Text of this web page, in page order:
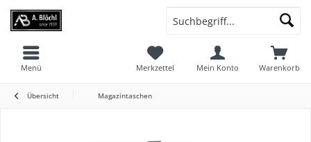
Warenkorb
Merkzettel Mein Konto
Menü
Übersicht Magazintaschen